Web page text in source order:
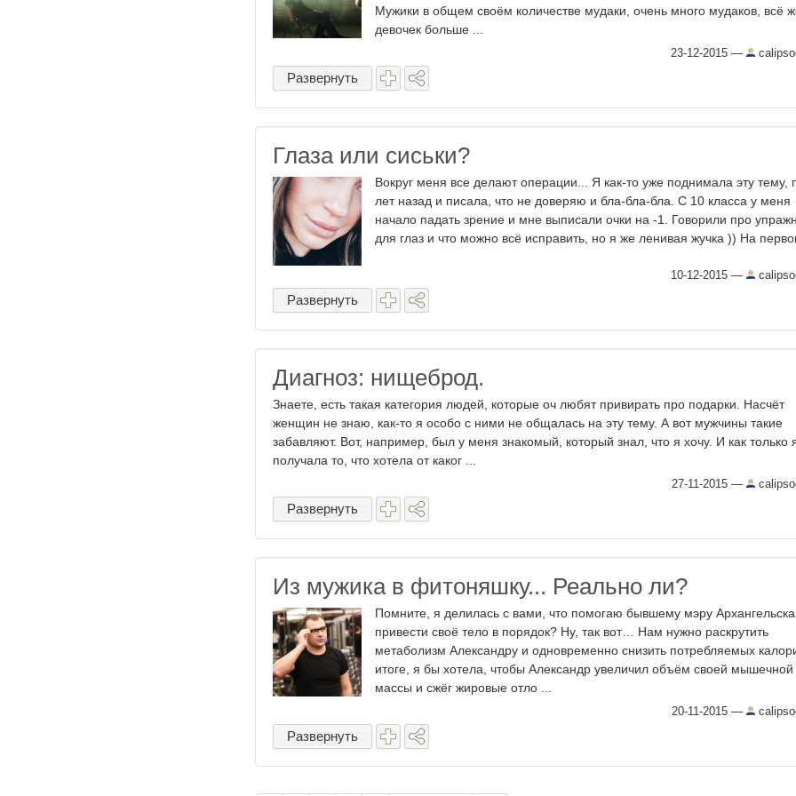
Мужики в общем своём количестве мудаки, очень много мудаков, всё
девочек больше ...
23-12-2015 —
Развернуть
Глаза или сиськи?
Вокруг меня все делают операции... Я как-то уже поднимала эту тему,
лет назад и писала, что не доверяю и бла-бла-бла. С 10 класса у меня
начало падать зрение и мне выписали очки на -1. Говорили про
для глаз и что можно всё исправить, но я же ленивая жучка )) На
10-12-2015 —
Развернуть
Диагноз: нищеброд.
Знаете, есть такая категория людей, которые оч любят привирать про подарки. Насчёт
женщин не знаю, как-то я особо с ними не общалась на эту тему. А вот мужчины такие
забавляют. Вот, например, был у меня знакомый, который знал, что я хочу. И как только
получала то, что хотела от каког ...
27-11-2015 —
Развернуть
Из мужика в фитоняшку... Реально ли?
Помните, я делилась с вами, что помогаю бывшему мэру Архангельска
привести своё тело в порядок? Ну, так вот… Нам нужно раскрутить
метаболизм Александру и одновременно снизить потребляемых
итоге, я бы хотела, чтобы Александр увеличил объём своей мышечной
массы и сжёг жировые отло ...
20-11-2015 —
Развернуть